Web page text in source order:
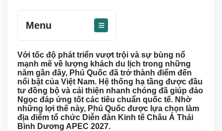
Menu
Với tốc độ phát triển vượt trội và sự bùng nổ
mạnh mẽ về lượng khách du lịch trong những
năm gần đây, Phú Quốc đã trở thành điểm đến
nổi bật của Việt Nam. Hệ thống hạ tầng được đầu
tư đồng bộ và cải thiện nhanh chóng đã giúp đảo
Ngọc đáp ứng tốt các tiêu chuẩn quốc tế. Nhờ
những lợi thế này, Phú Quốc được lựa chọn làm
địa điểm tổ chức Diễn đàn Kinh tế Châu Á Thái
Bình Dương APEC 2027.